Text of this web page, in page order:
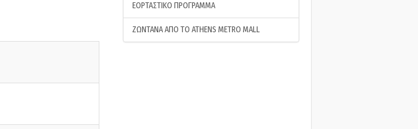
ΕΟΡΤΑΣΤΙΚΟ ΠΡΟΓΡΑΜΜΑ
ΖΩΝΤΑΝΑ ΑΠΟ ΤΟ ATHENS METRO MALL